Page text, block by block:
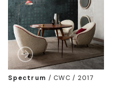
Spectrum /CWC / 2017